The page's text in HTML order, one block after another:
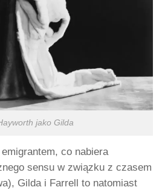
jako Gilda
co nabiera
sensu w związku z czasem
Gilda i Farrell to natomiast